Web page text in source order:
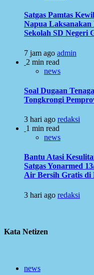
Satgas Pamtas
Napua Laksanakan
Sekolah SD Negeri
7 jam ago admin
2 min read
news
Soal Dugaan
Tongkrongi
3 hari ago redaksi
1 min read
news
Bantu Atasi
Satgas Yonarmed
Air Bersih Gratis di
3 hari ago redaksi
Kata Netizen
news